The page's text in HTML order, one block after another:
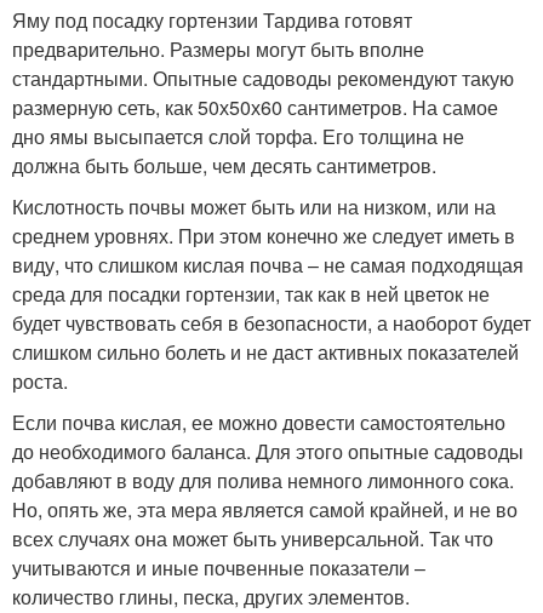
Яму под посадку гортензии Тардива готовят
предварительно. Размеры могут быть вполне
стандартными. Опытные садоводы рекомендуют такую
размерную сеть, как 50х50х60 сантиметров. На самое
дно ямы высыпается слой торфа. Его толщина не
должна быть больше, чем десять сантиметров.
Кислотность почвы может быть или на низком, или на
среднем уровнях. При этом конечно же следует иметь в
виду, что слишком кислая почва – не самая подходящая
среда для посадки гортензии, так как в ней цветок не
будет чувствовать себя в безопасности, а наоборот будет
слишком сильно болеть и не даст активных показателей
роста.
Если почва кислая, ее можно довести самостоятельно
до необходимого баланса. Для этого опытные садоводы
добавляют в воду для полива немного лимонного сока.
Но, опять же, эта мера является самой крайней, и не во
всех случаях она может быть универсальной. Так что
учитываются и иные почвенные показатели –
количество глины, песка, других элементов.